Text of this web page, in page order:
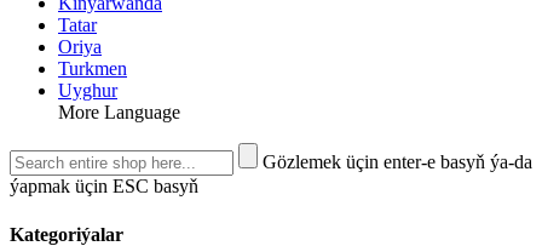
Tatar
Oriya
Turkmen
Uyghur
More Language
Gözlemek üçin enter-e basyň ýa-da
ýapmak üçin ESC basyň
Kategoriýalar